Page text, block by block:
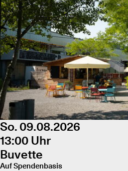
So. 09.08.2026
13:00 Uhr
Buvette
Auf Spendenbasis